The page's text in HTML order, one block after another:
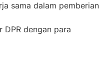
sama dalam pemberian
DPR dengan para